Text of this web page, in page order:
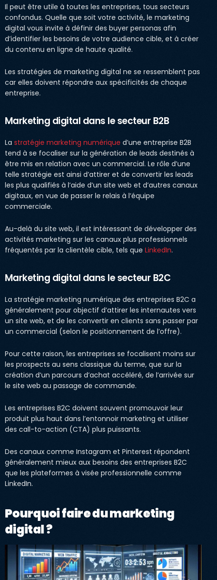
Il peut être utile à toutes les entreprises, tous secteurs
confondus. Quelle que soit votre activité, le marketing
digital vous invite à définir des buyer personas afin
d’identifier les besoins de votre audience cible, et à créer
du contenu en ligne de haute qualité.
Les stratégies de marketing digital ne se ressemblent pas
car elles doivent répondre aux spécificités de chaque
entreprise.
Marketing digital dans le secteur B2B
La stratégie marketing numérique d’une entreprise B2B
tend à se focaliser sur la génération de leads destinés à
être mis en relation avec un commercial. Le rôle d’une
telle stratégie est ainsi d’attirer et de convertir les leads
les plus qualifiés à l’aide d’un site web et d’autres canaux
digitaux, en vue de passer le relais à l’équipe
commerciale.
Au-delà du site web, il est intéressant de développer des
activités marketing sur les canaux plus professionnels
fréquentés par la clientèle cible, tels que LinkedIn.
Marketing digital dans le secteur B2C
La stratégie marketing numérique des entreprises B2C a
généralement pour objectif d’attirer les internautes vers
un site web, et de les convertir en clients sans passer par
un commercial (selon le positionnement de l’offre).
Pour cette raison, les entreprises se focalisent moins sur
les prospects au sens classique du terme, que sur la
création d’un parcours d’achat accéléré, de l’arrivée sur
le site web au passage de commande.
Les entreprises B2C doivent souvent promouvoir leur
produit plus haut dans l’entonnoir marketing et utiliser
des call-to-action (CTA) plus puissants.
Des canaux comme Instagram et Pinterest répondent
généralement mieux aux besoins des entreprises B2C
que les plateformes à visée professionnelle comme
LinkedIn.
Pourquoi faire du marketing
digital ?